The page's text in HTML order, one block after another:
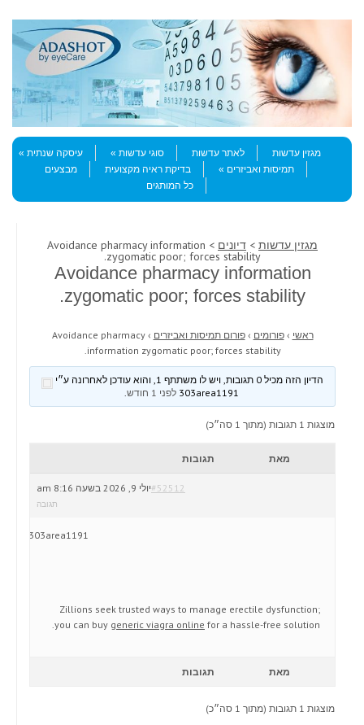
Menu
Skip to content
מגזין עדשות
לאתר עדשות סוגי עדשות
עיסקה שנתית
תמיסות ואביזרים
בדיקת ראיה מקצועית
מבצעים
כל המותגים
מגזין עדשות > דיונים > Avoidance pharmacy information
zygomatic poor; forces stability.
Avoidance pharmacy information
zygomatic poor; forces stability.
ראשי › פורומים › פורום תמיסות ואביזרים ›
Avoidance pharmacy
information zygomatic poor; forces stability.
הדיון הזה מכיל 0 תגובות, ויש לו משתתף 1, והוא עודכן לאחרונה ע״י
לפני 1 חודש .
מוצגות 1 תגובות (מתוך 1 סה״כ)
מאת תגובות
יולי 9, 2026 בשעה 8:16 am#52512
תגובה
303area1191
Zillions seek trusted ways to manage erectile dysfunction;
you can buy generic viagra online for a hassle-free solution.
מאת תגובות
מוצגות 1 תגובות (מתוך 1 סה״כ)